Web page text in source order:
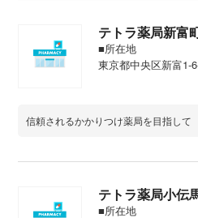
テトラ薬局新富
■所在地
東京都中央区新富1-
信頼されるかかりつけ薬局を目指して
テトラ薬局小伝
■所在地